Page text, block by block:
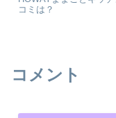
コミは？
コメント